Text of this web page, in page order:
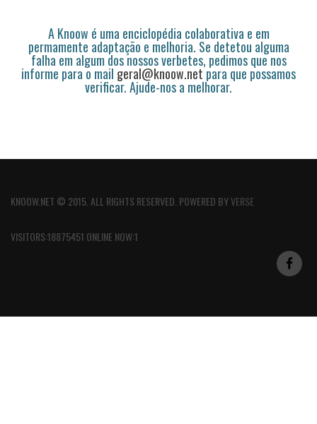
A Knoow é uma enciclopédia colaborativa e em
permamente adaptação e melhoria. Se detetou alguma
falha em algum dos nossos verbetes, pedimos que nos
informe para o mail geral@knoow.netpara que possamos
verificar. Ajude-nos a melhorar.
KNOOW.NET © 2015. ALL RIGHTS RESERVED. POWERED BYVERSE
VISITORS:18875451 ONLINE NOW:1